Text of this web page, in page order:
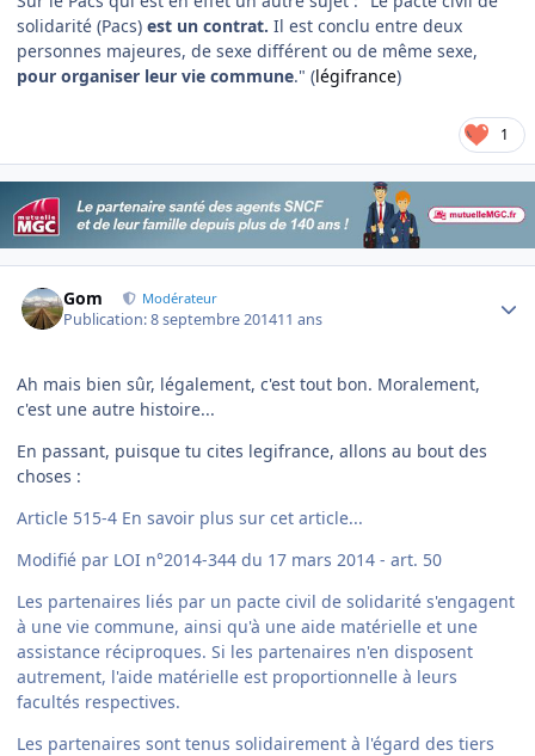
solidarité (Pacs) est un contrat. Il est conclu entre deux
personnes majeures, de sexe différent ou de même sexe,
pour organiser leur vie commune." (légifrance)
1
Gom Modérateur
Publication:8 septembre 201411 ans
Ah mais bien sûr, légalement, c'est tout bon. Moralement,
c'est une autre histoire...
En passant, puisque tu cites legifrance, allons au bout des
choses :
Article 515-4 En savoir plus sur cet article...
Modifié par LOI n°2014-344 du 17 mars 2014 - art. 50
Les partenaires liés par un pacte civil de solidarité s'engagent
à une vie commune, ainsi qu'à une aide matérielle et une
assistance réciproques. Si les partenaires n'en disposent
autrement, l'aide matérielle est proportionnelle à leurs
facultés respectives.
Les partenaires sont tenus solidairement à l'égard des tiers